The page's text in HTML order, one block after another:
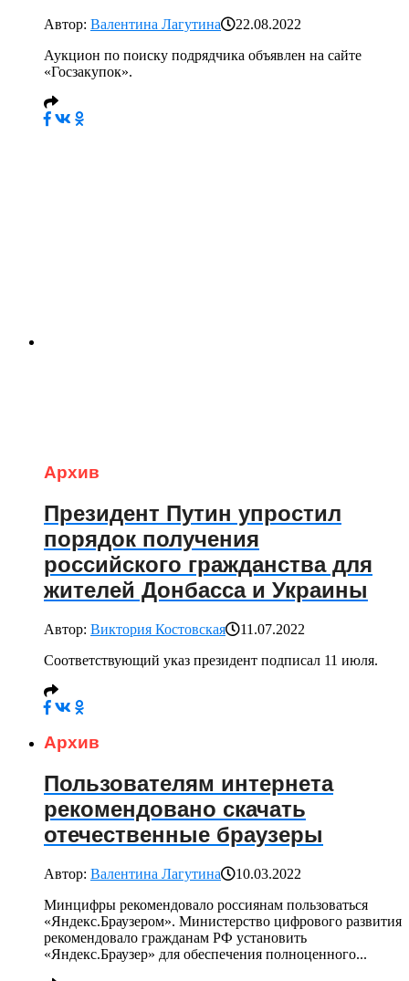
Автор: Валентина Лагутина
22.08.2022
Аукцион по поиску подрядчика объявлен на сайте
«Госзакупок».
Архив
Президент Путин упростил
порядок получения
российского гражданства для
жителей Донбасса и Украины
Автор: Виктория Костовская
11.07.2022
Соответствующий указ президент подписал 11 июля.
Архив
Пользователям интернета
рекомендовано скачать
отечественные браузеры
Автор: Валентина Лагутина
10.03.2022
Минцифры рекомендовало россиянам пользоваться
«Яндекс.Браузером». Министерство цифрового развития
рекомендовало гражданам РФ установить
«Яндекс.Браузер» для обеспечения полноценного...